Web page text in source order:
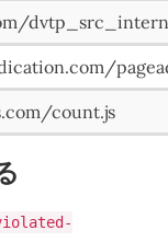
count.js